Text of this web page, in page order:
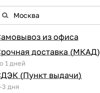
из офиса
доставка (МКАД)
1 дней
(Пункт выдачи)
3 дня